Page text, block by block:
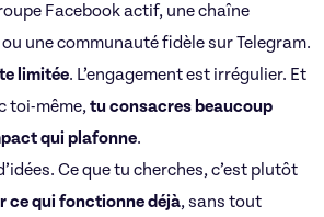
Facebook actif, une chaîne
une communauté fidèle sur Telegram.
limitée. L’engagement est irrégulier. Et
toi-même,tu consacres beaucoup
qui plafonne.
Ce que tu cherches, c’est plutôt
ce qui fonctionne déjà, sans tout